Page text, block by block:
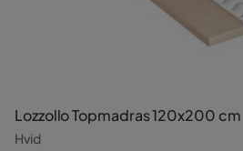
Lozzollo Topmadras 120x200 cm
Hvid